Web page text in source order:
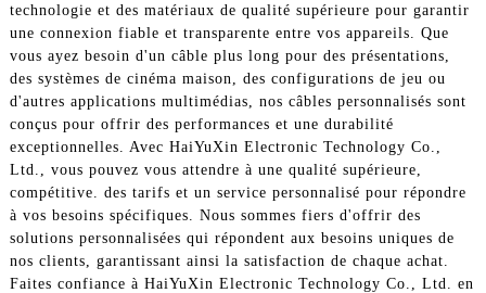
technologie et des matériaux de qualité supérieure pour garantir
une connexion fiable et transparente entre vos appareils. Que
vous ayez besoin d'un câble plus long pour des présentations,
des systèmes de cinéma maison, des configurations de jeu ou
d'autres applications multimédias, nos câbles personnalisés sont
conçus pour offrir des performances et une durabilité
exceptionnelles. Avec HaiYuXin Electronic Technology Co.,
Ltd., vous pouvez vous attendre à une qualité supérieure,
compétitive. des tarifs et un service personnalisé pour répondre
à vos besoins spécifiques. Nous sommes fiers d'offrir des
solutions personnalisées qui répondent aux besoins uniques de
nos clients, garantissant ainsi la satisfaction de chaque achat.
Faites confiance à HaiYuXin Electronic Technology Co., Ltd. en